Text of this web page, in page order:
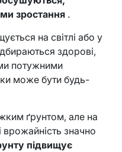
зростання .
на світлі або у
здорові,
потужними
може бути будь-
ґрунтом, але на
значно
підвищує